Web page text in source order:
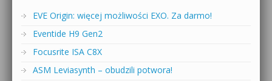
EVE Origin: więcej możliwości EXO. Za darmo!
Eventide H9 Gen2
Focusrite ISA C8X
ASM Leviasynth – obudzili potwora!